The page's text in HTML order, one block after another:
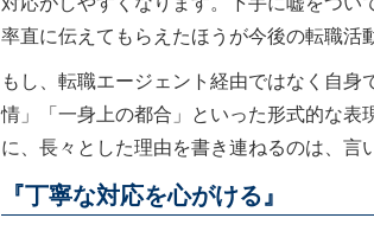
率直に伝えてもらえたほうが今後の転職活
もし、転職エージェント経由ではなく自
情」「一身上の都合」といった形式的な表
に、長々とした理由を書き連ねるのは、言
『丁寧な対応を心がける』